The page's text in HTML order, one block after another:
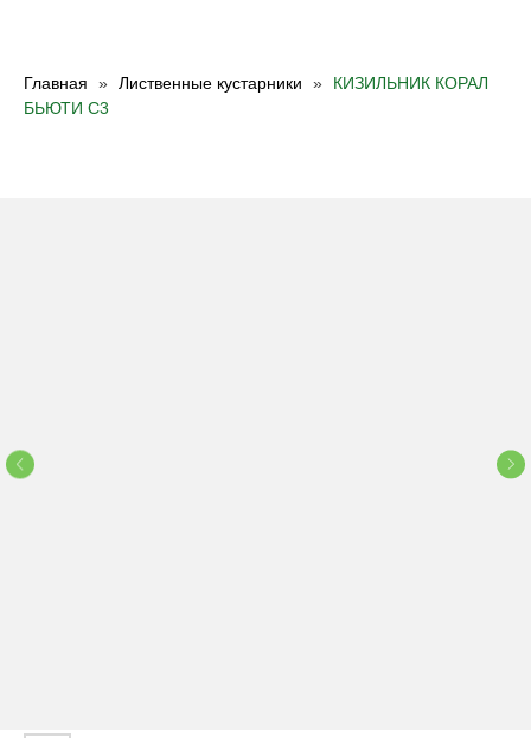
Главная Лиственные кустарники
КИЗИЛЬНИК КОРАЛ
БЬЮТИ C3